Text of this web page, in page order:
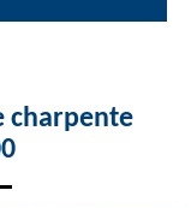
charpente